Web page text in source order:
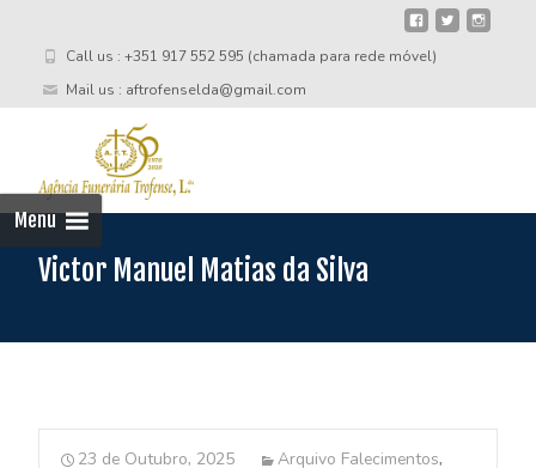
Call us : +351 917 552 595 (chamada para rede móvel)
Mail us : aftrofenselda@gmail.com
Menu
Victor Manuel Matias da Silva
23 de Outubro, 2025 Arquivo Falecimentos,